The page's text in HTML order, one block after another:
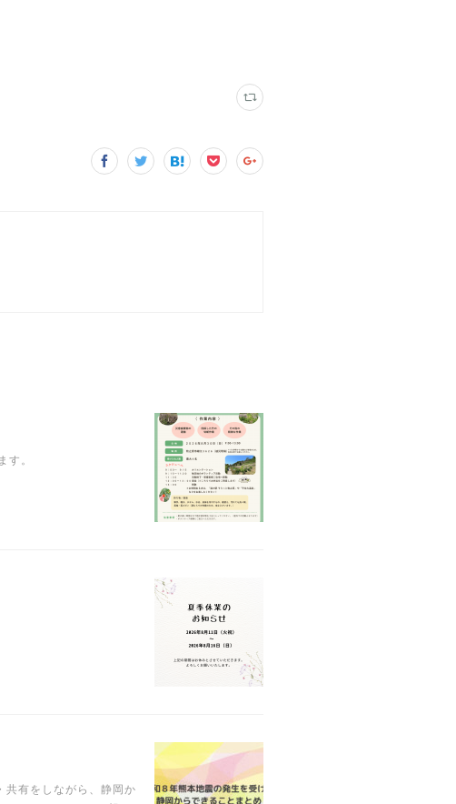
。
共有をしながら、静岡か